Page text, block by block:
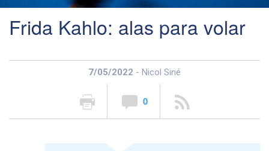
Frida Kahlo: alas para volar
7/05/2022 - Nicol Siné
0